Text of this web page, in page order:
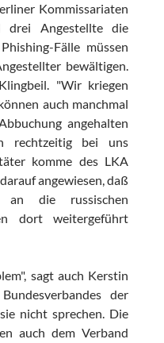
Kommissariaten
drei Angestellte die
Fälle müssen
bewältigen.
"Wir kriegen
auch manchmal
angehalten
rechtzeitig bei uns
komme des LKA
angewiesen, daß
an die russischen
dort weitergeführt
sagt auch Kerstin
der
nicht sprechen. Die
auch dem Verband